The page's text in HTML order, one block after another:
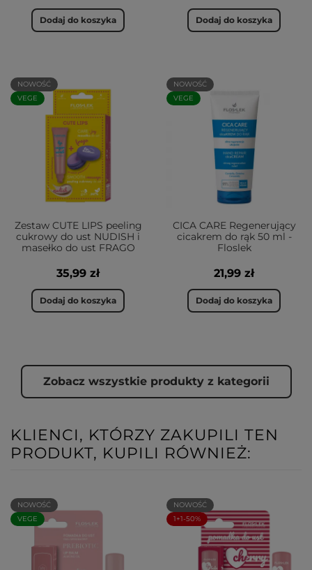
Dodaj do koszyka Dodaj do koszyka
NOWOŚĆ
VEGE
Zestaw CUTE LIPS peeling
cukrowy do ust NUDISH i
masełko do ust FRAGO
35,99 zł
Dodaj do koszyka
NOWOŚĆ
VEGE
CICA CARE Regenerujący
cicakrem do rąk 50 ml -
Floslek
21,99 zł
Dodaj do koszyka
Zobacz wszystkie produkty z kategorii
KLIENCI, KTÓRZY ZAKUPILI TEN
PRODUKT, KUPILI RÓWNIEŻ:
NOWOŚĆ
VEGE
NOWOŚĆ
1+1-50%